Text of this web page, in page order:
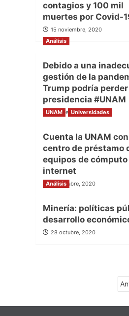
contagios y 100 mil
muertes por Covid-
15 noviembre, 2020
Análisis
Debido a una
gestión de la
Trump podría perder
presidencia #UNAM
1 noviembre, 2020
UNAM Universidades
Cuenta la UNAM
centro de préstamo
equipos de cómputo
internet
28 octubre, 2020
Análisis
Minería: políticas
desarrollo
28 octubre, 2020